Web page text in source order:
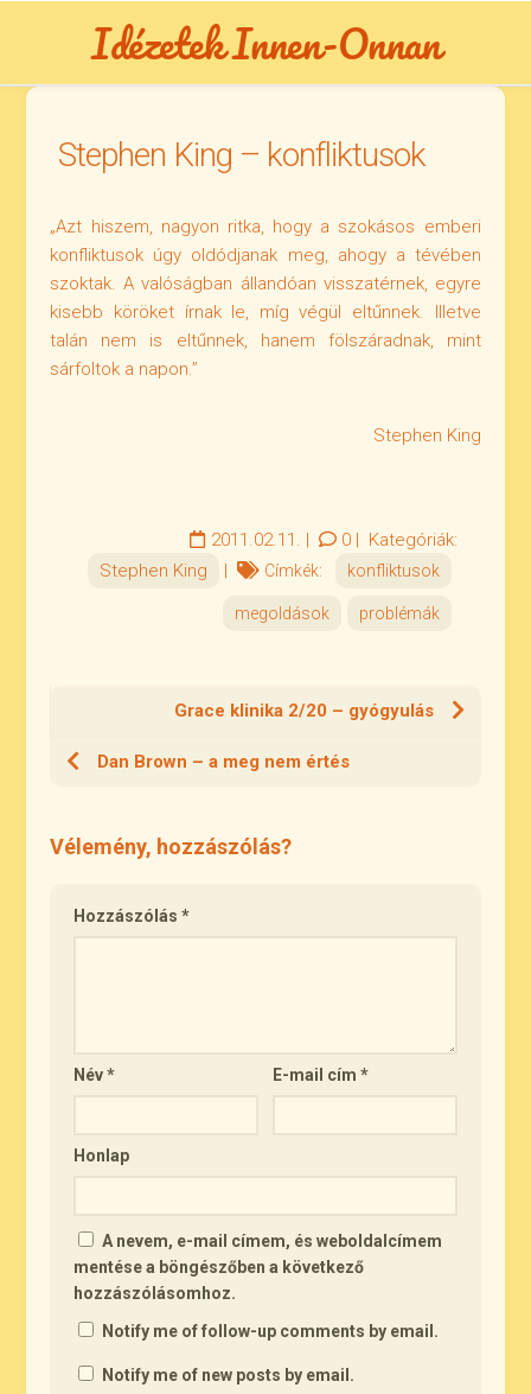
Idézetek Innen-Onnan
Stephen King – konfliktusok
„Azt hiszem, nagyon ritka, hogy a szokásos emberi
konfliktusok úgy oldódjanak meg, ahogy a tévében
szoktak. A valóságban állandóan visszatérnek, egyre
kisebb köröket írnak le, míg végül eltűnnek. Illetve
talán nem is eltűnnek, hanem fölszáradnak, mint
sárfoltok a napon.”
Stephen King
2011.02.11. | 0| Kategóriák:
Stephen King
| Címkék: konfliktusok
megoldások problémák
Grace klinika 2/20 – gyógyulás
Dan Brown – a meg nem értés
Vélemény, hozzászólás?
Hozzászólás*
Név* E-mail cím*
Honlap
A nevem, e-mail címem, és weboldalcímem
mentése a böngészőben a következő
hozzászólásomhoz.
Notify me of follow-up comments by email.
Notify me of new posts by email.